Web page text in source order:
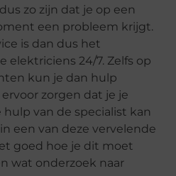
zo zijn dat je op een
een probleem krijgt.
is dan dus het
elektriciens 24/7. Zelfs op
kun je dan hulp
zorgen dat je je
van de specialist kan
een van deze vervelende
goed hoe je dit moet
wat onderzoek naar